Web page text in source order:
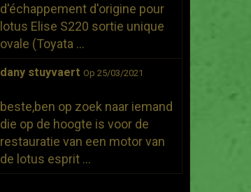
d'échappement d'origine pour
lotus Elise S220 sortie unique
ovale (Toyata ...
dany stuyvaert Op 25/03/2021
beste,ben op zoek naar iemand
die op de hoogte is voor de
restauratie van een motor van
de lotus esprit ...